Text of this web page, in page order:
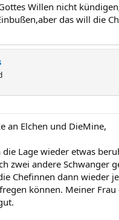
Willen nicht
das will die
an Elchen und DieMine,
Lage wieder etwas
zwei andere Schwanger
Chefinnen dann wieder
können. Meiner